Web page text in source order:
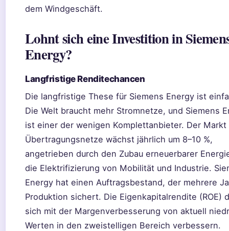
dem Windgeschäft.
Lohnt sich eine Investition in
Energy?
Langfristige Renditechancen
Die langfristige These für Siemens Energy ist
Die Welt braucht mehr Stromnetze, und Siemens
ist einer der wenigen Komplettanbieter. Der Markt
Übertragungsnetze wächst jährlich um 8–10 %,
angetrieben durch den Zubau erneuerbarer
die Elektrifizierung von Mobilität und Industrie.
Energy hat einen Auftragsbestand, der mehrere
Produktion sichert. Die Eigenkapitalrendite (ROE)
sich mit der Margenverbesserung von aktuell
Werten in den zweistelligen Bereich verbessern.